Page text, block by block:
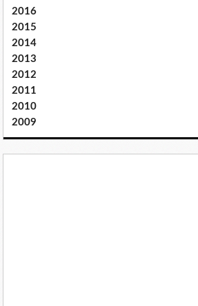
2016
2015
2014
2013
2012
2011
2010
2009